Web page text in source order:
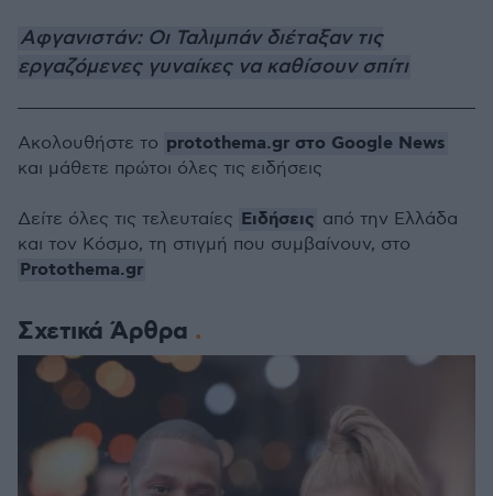
Αφγανιστάν: Οι Ταλιμπάν διέταξαν τις
εργαζόμενες γυναίκες να καθίσουν σπίτι
Σχετικά Άρθρα
Ακολουθήστε το protothema.gr στο Google News
και μάθετε πρώτοι όλες τις ειδήσεις
Δείτε όλες τις τελευταίες Ειδήσεις από την Ελλάδα
και τον Κόσμο, τη στιγμή που συμβαίνουν, στο
Protothema.gr